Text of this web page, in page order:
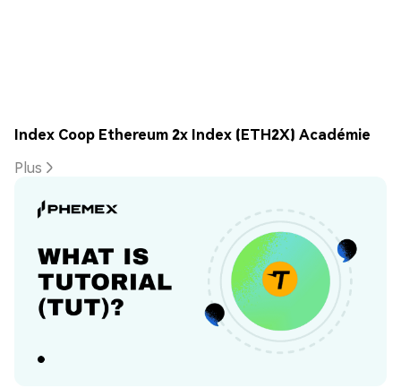
Index Coop Ethereum 2x Index (ETH2X) Académie
Plus